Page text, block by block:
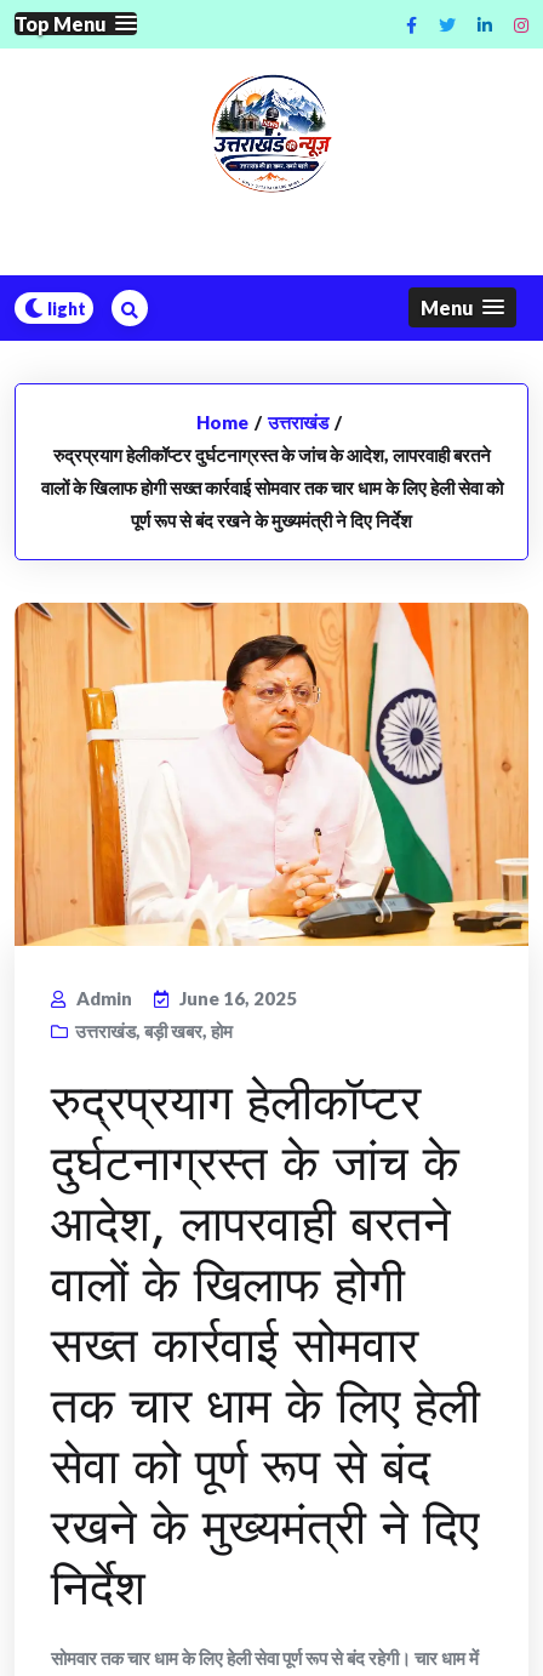
Skip
to
Top Menu
Menu
Home / उत्तराखंड /
रुद्रप्रयाग हेलीकॉप्टर दुर्घटनाग्रस्त के जांच के आदेश, लापरवाही बरतने
वालों के खिलाफ होगी सख्त कार्रवाई सोमवार तक चार धाम के लिए हेली सेवा को
पूर्ण रूप से बंद रखने के मुख्यमंत्री ने दिए निर्देश
Admin
June 16, 2025
उत्तराखंड, बड़ी खबर, होम
रुद्रप्रयाग हेलीकॉप्टर
दुर्घटनाग्रस्त के जांच के
आदेश, लापरवाही बरतने
वालों के खिलाफ होगी
सख्त कार्रवाई सोमवार
तक चार धाम के लिए हेली
सेवा को पूर्ण रूप से बंद
रखने के मुख्यमंत्री ने दिए
निर्देश
सोमवार तक चार धाम के लिए हेली सेवा पूर्ण रूप से बंद रहेगी। चार धाम में